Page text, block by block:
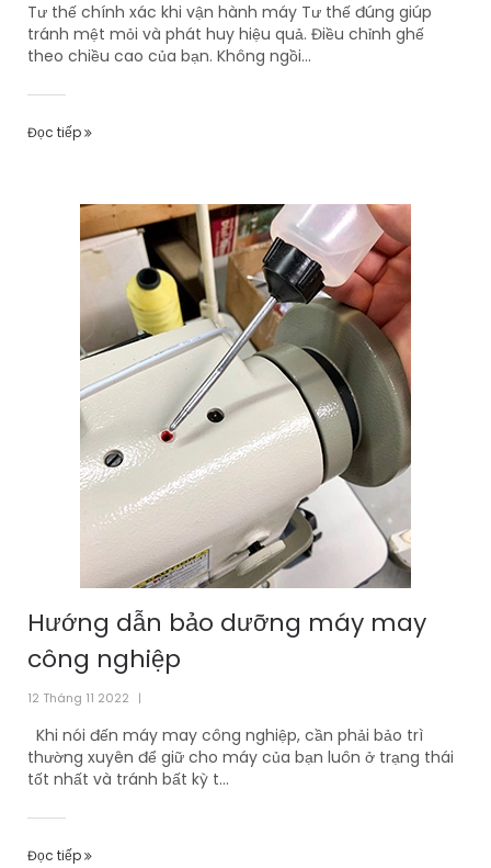
Tư thế chính xác khi vận hành máy Tư thế đúng giúp
tránh mệt mỏi và phát huy hiệu quả. Điều chỉnh ghế
theo chiều cao của bạn. Không ngồi...
Đọc tiếp
Hướng dẫn bảo dưỡng máy may
công nghiệp
12 Tháng 11 2022
Khi nói đến máy may công nghiệp, cần phải bảo trì
thường xuyên để giữ cho máy của bạn luôn ở trạng thái
tốt nhất và tránh bất kỳ t...
Đọc tiếp